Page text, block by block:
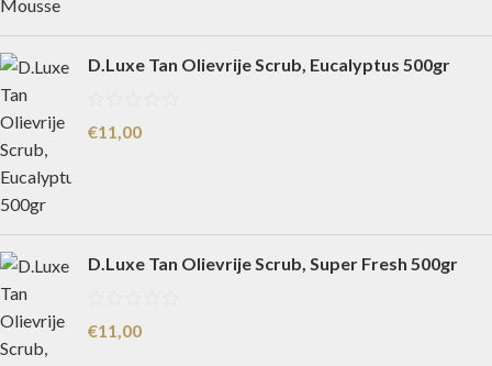
D.Luxe Tan Olievrije Scrub, Eucalyptus 500gr
€11,00
D.Luxe Tan Olievrije Scrub, Super Fresh 500gr
€11,00